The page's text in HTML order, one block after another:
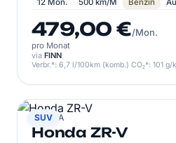
12 Mon. 500 km/M Benzin
479,00 €/Mon.
pro Monat
via FINN
Verbr.*: 6,7 l/100km (komb.) CO₂*: 101
SUV
HONDA
Honda ZR-V